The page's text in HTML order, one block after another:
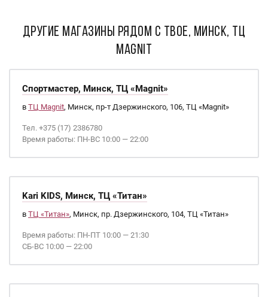
ДРУГИЕ МАГАЗИНЫ РЯДОМ С ТВОЕ, Минск, ТЦ
Magnit
Спортмастер, Минск, ТЦ «Magnit»
в ТЦ Magnit, Минск, пр-т Дзержинского, 106, ТЦ «Magnit»
Тел. +375 (17) 2386780
Время работы: ПН-ВС 10:00 — 22:00
Kari KIDS, Минск, ТЦ «Титан»
в ТЦ «Титан», Минск, пр. Дзержинского, 104, ТЦ «Титан»
Время работы: ПН-ПТ 10:00 — 21:30
СБ-ВС 10:00 — 22:00